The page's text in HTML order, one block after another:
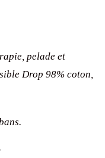
pelade et
Drop 98% coton,